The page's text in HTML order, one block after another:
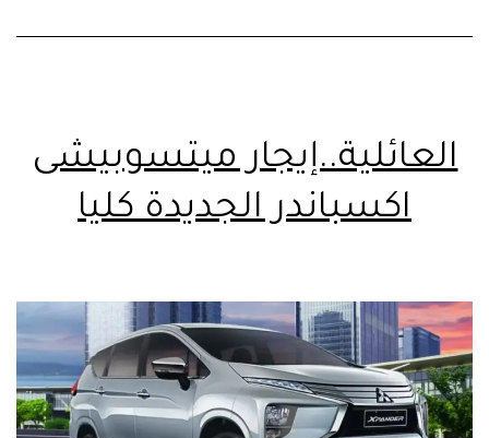
العائلية..إيجار ميتسوبيشى
اكسباندر الجديدة كليا